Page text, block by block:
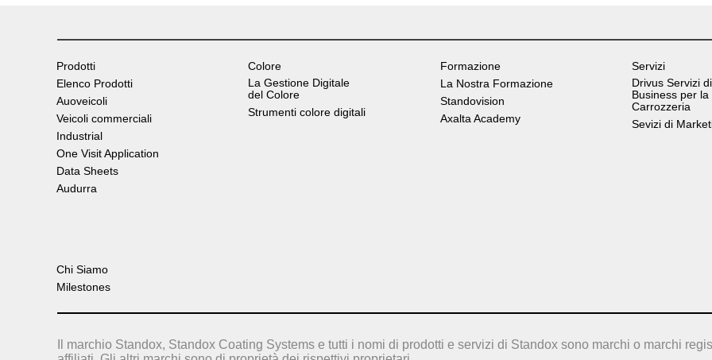
Prodotti
Elenco Prodotti
Auoveicoli
Veicoli commerciali
Industrial
One Visit Application
Data Sheets
Audurra
Colore
La Gestione Digitale
del Colore
Strumenti colore digitali
Formazione
La Nostra Formazione
Standovision
Axalta Academy
Servizi
Drivus Servizi di
Business per la
Carrozzeria
Sevizi di
Chi Siamo
Milestones
Il marchio Standox, Standox Coating Systems e tutti i nomi di prodotti e servizi di Standox sono marchi o marchi